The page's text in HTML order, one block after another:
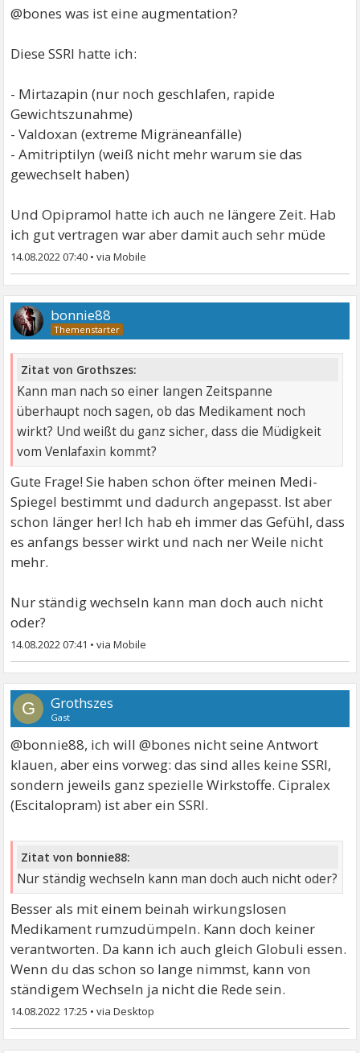
@bones was ist eine augmentation?
Diese SSRI hatte ich:
- Mirtazapin (nur noch geschlafen, rapide
Gewichtszunahme)
- Valdoxan (extreme Migräneanfälle)
- Amitriptilyn (weiß nicht mehr warum sie das
gewechselt haben)
Und Opipramol hatte ich auch ne längere Zeit. Hab
ich gut vertragen war aber damit auch sehr müde
14.08.2022 07:40 •
bonnie88
Zitat von Grothszes:
Kann man nach so einer langen Zeitspanne
überhaupt noch sagen, ob das Medikament noch
wirkt? Und weißt du ganz sicher, dass die Müdigkeit
vom Venlafaxin kommt?
Gute Frage! Sie haben schon öfter meinen Medi-
Spiegel bestimmt und dadurch angepasst. Ist aber
schon länger her! Ich hab eh immer das Gefühl, dass
es anfangs besser wirkt und nach ner Weile nicht
mehr.
Nur ständig wechseln kann man doch auch nicht
oder?
14.08.2022 07:41 •
G Grothszes
Gast
@bonnie88, ich will @bones nicht seine Antwort
klauen, aber eins vorweg: das sind alles keine SSRI,
sondern jeweils ganz spezielle Wirkstoffe. Cipralex
(Escitalopram) ist aber ein SSRI.
Zitat von bonnie88:
Nur ständig wechseln kann man doch auch nicht oder?
Besser als mit einem beinah wirkungslosen
Medikament rumzudümpeln. Kann doch keiner
verantworten. Da kann ich auch gleich Globuli essen.
Wenn du das schon so lange nimmst, kann von
ständigem Wechseln ja nicht die Rede sein.
14.08.2022 17:25 •